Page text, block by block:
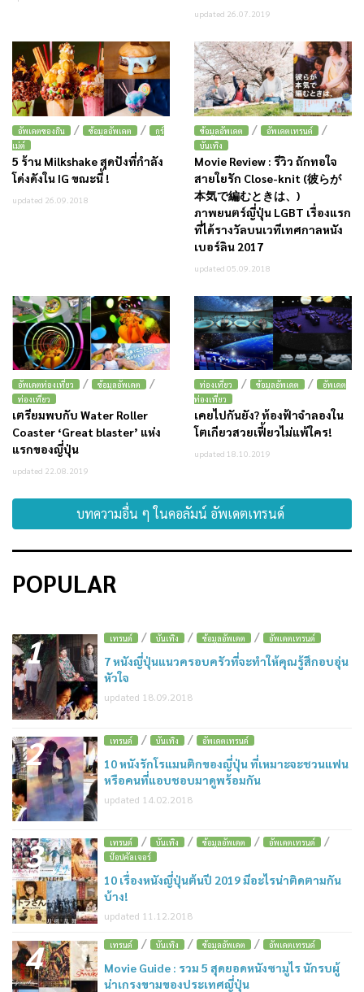
updated 26.07.2019
อัพเดตของกิน / ข้อมูลอัพเดต /
กูร์
เม่ต์
5 ร้าน Milkshake สุดปังที่กำลัง
โด่งดังใน IG ขณะนี้ !
updated 26.09.2018
ข้อมูลอัพเดต / อัพเดตเทรนด์ /
บันเทิง
Movie Review : รีวิว ถักทอใจ
สายใยรัก Close-knit (彼らが
本気で編むときは、)
ภาพยนตร์ญี่ปุ่น LGBT เรื่องแรก
ที่ได้รางวัลบนเวทีเทศกาลหนัง
เบอร์ลิน 2017
updated 05.09.2018
อัพเดตท่องเที่ยว / ข้อมูลอัพเดต /
ท่องเที่ยว
เตรียมพบกับ Water Roller
Coaster ‘Great blaster’ แห่ง
แรกของญี่ปุ่น
updated 22.08.2019
ท่องเที่ยว / ข้อมูลอัพเดต /
อัพเดต
ท่องเที่ยว
เคยไปกันยัง? ท้องฟ้าจำลองใน
โตเกียวสวยเฟี้ยวไม่แพ้ใคร!
updated 18.10.2019
บทความอื่น ๆ ในคอลัมน์ อัพเดตเทรนด์
POPULAR
1 เทรนด์ / บันเทิง / ข้อมูลอัพเดต / อัพเดตเทรนด์
7 หนังญี่ปุ่นแนวครอบครัวที่จะทำให้คุณรู้สึกอบอุ่น
หัวใจ
updated 18.09.2018
2 เทรนด์ / บันเทิง / อัพเดตเทรนด์
10 หนังรักโรแมนติกของญี่ปุ่น ที่เหมาะจะชวนแฟน
หรือคนที่แอบชอบมาดูพร้อมกัน
updated 14.02.2018
3 เทรนด์ / บันเทิง / ข้อมูลอัพเดต / อัพเดตเทรนด์ /
ป๊อปคัลเจอร์
10 เรื่องหนังญี่ปุ่นต้นปี 2019 มีอะไรน่าติดตามกัน
บ้าง!
updated 11.12.2018
4 เทรนด์ / บันเทิง / ข้อมูลอัพเดต / อัพเดตเทรนด์
Movie Guide : รวม 5 สุดยอดหนังซามูไร นักรบผู้
น่าเกรงขามของประเทศญี่ปุ่น